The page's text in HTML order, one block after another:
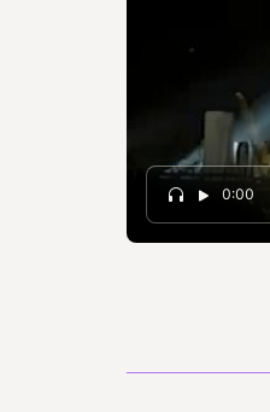
0:00